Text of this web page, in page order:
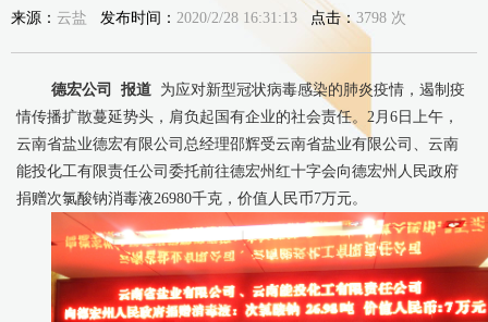
来源： 云盐 发布时间： 2020/2/28 16:31:13 点击： 3798 次
德宏公司 报道 为应对新型冠状病毒感染的肺炎疫情，遏制疫
情传播扩散蔓延势头，肩负起国有企业的社会责任。 2月6日上午，
云南省盐业德宏有限公司总经理邵辉受云南省盐业有限公司、云南
能投化工有限责任公司委托前往德宏州红十字会向德宏州人民政府
捐赠次氯酸钠消毒液26980千克，价值人民币7万元。